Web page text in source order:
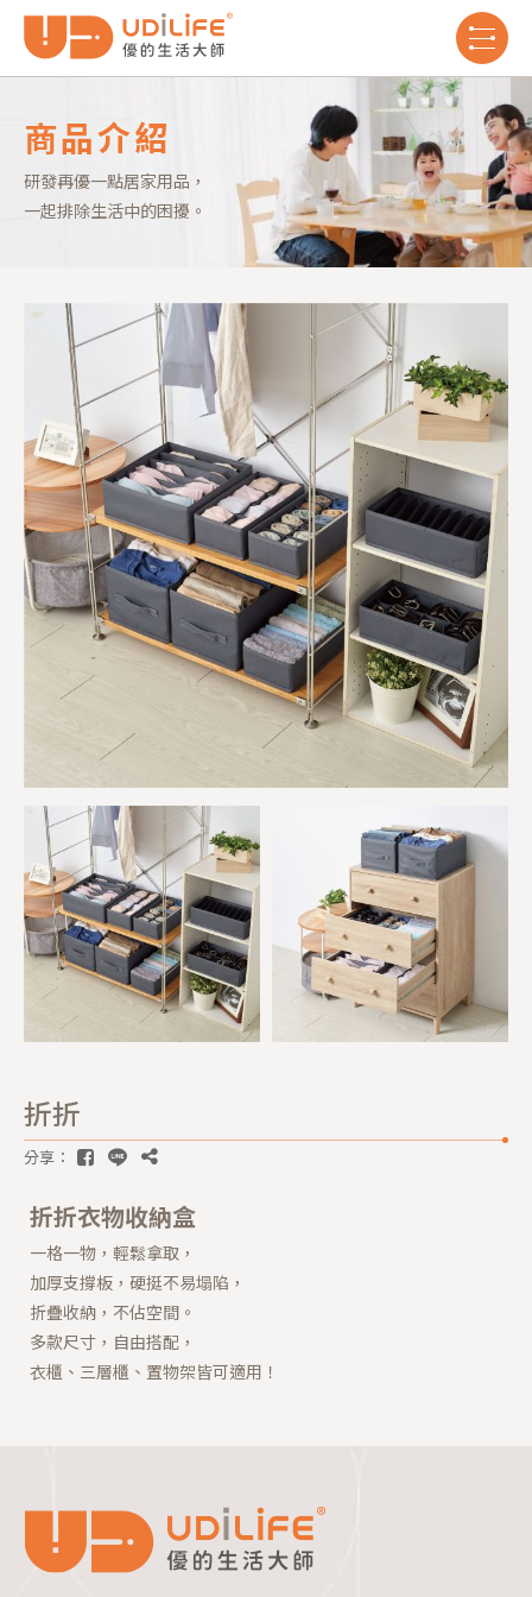
商品介紹
研發再優一點居家用品，
一起排除生活中的困擾。
折折
分享：
折折衣物收納盒
一格一物，輕鬆拿取，
加厚支撐板，硬挺不易塌陷，
折疊收納，不佔空間。
多款尺寸，自由搭配，
衣櫃、三層櫃、置物架皆可適用！